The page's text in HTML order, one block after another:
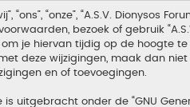
“ons”, “onze”, “A.S.V.
bezoek of gebruik
je hiervan tijdig op de hoogte
deze wijzigingen, maak dan niet
en of toevoegingen.
is uitgebracht onder de “GNU